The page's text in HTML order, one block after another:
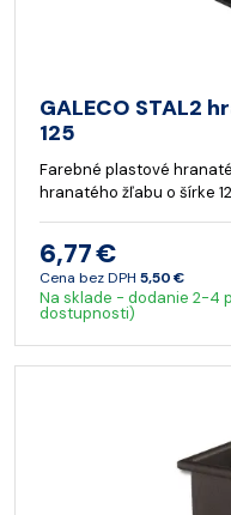
GALECO STAL2
125
Farebné plastové
hranatého žľabu o šírke
6,77 €
Cena bez DPH 5,50 €
Na sklade - dodanie 2-4
dostupnosti)